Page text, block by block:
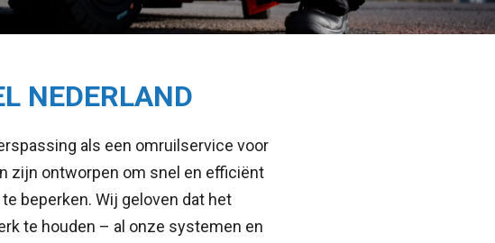
NEDERLAND
als een omruilservice voor
zijn ontworpen om snel en efficiënt
beperken. Wij geloven dat het
te houden – al onze systemen en